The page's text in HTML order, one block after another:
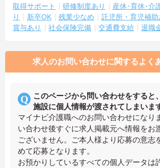
取得サポート
研修制度あり
産休･育休･介
り
新卒OK 残業少なめ 託児所・育児補助
賞与あり
社会保険完備 交通費支給 退職
求人のお問い合わせに関するよく
このページから問い合わせをすると
施設に個人情報が渡されてしまいま
マイナビ介護職へのお問い合わせになり
い合わせ後すぐに求人掲載元へ情報をお
ございません。ご本人様より応募の意志
めて応募となります。
お預かりしているすべての個人データは